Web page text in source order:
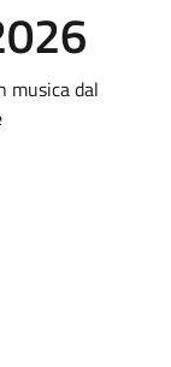
musica dal